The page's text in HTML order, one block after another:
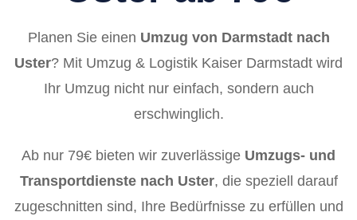
Planen Sie einen Umzug von Darmstadt nach
Uster? Mit Umzug & Logistik Kaiser Darmstadt wird
Ihr Umzug nicht nur einfach, sondern auch
erschwinglich.
Ab nur 79€ bieten wir zuverlässige Umzugs- und
Transportdienste nach Uster, die speziell darauf
zugeschnitten sind, Ihre Bedürfnisse zu erfüllen und